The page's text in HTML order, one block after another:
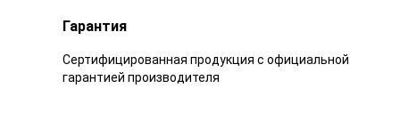
Гарантия
Сертифицированная продукция с официальной
гарантией производителя